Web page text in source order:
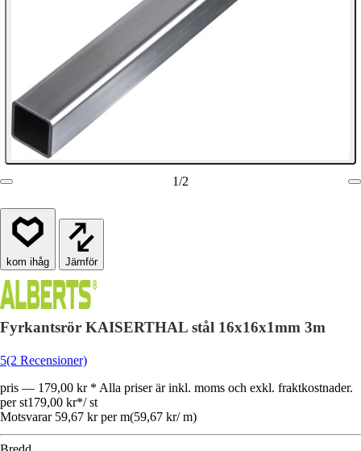
1/2
Jämför
Fyrkantsrör KAISERTHAL stål 16x16x1mm 3m
5(2 Recensioner)
pris — 179,00 kr * Alla priser är inkl. moms och exkl. fraktkostnader.
per st179,00 kr*/ st
Motsvarar 59,67 kr per m(59,67 kr/ m)